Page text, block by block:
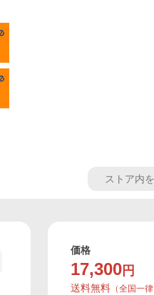
価格
17,300 円
送料無料 （全国一律